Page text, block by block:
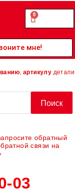
0.00
0
Cart
мне!
артикулу детали
Поиск
обратный
связи на
03